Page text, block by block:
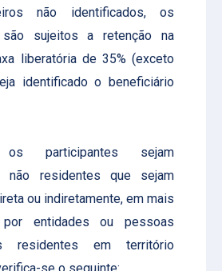
não identificados, os
sujeitos a retenção na
liberatória de 35% (exceto
identificado o beneficiário
os participantes sejam
não residentes que sejam
ou indiretamente, em mais
entidades ou pessoas
residentes em território